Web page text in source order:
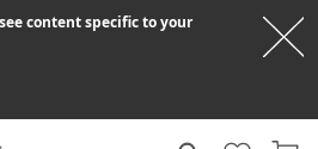
content specific to your